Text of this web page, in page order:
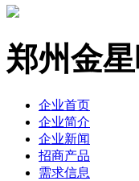
郑州金
企业首页
企业简介
企业新闻
招商产品
需求信息